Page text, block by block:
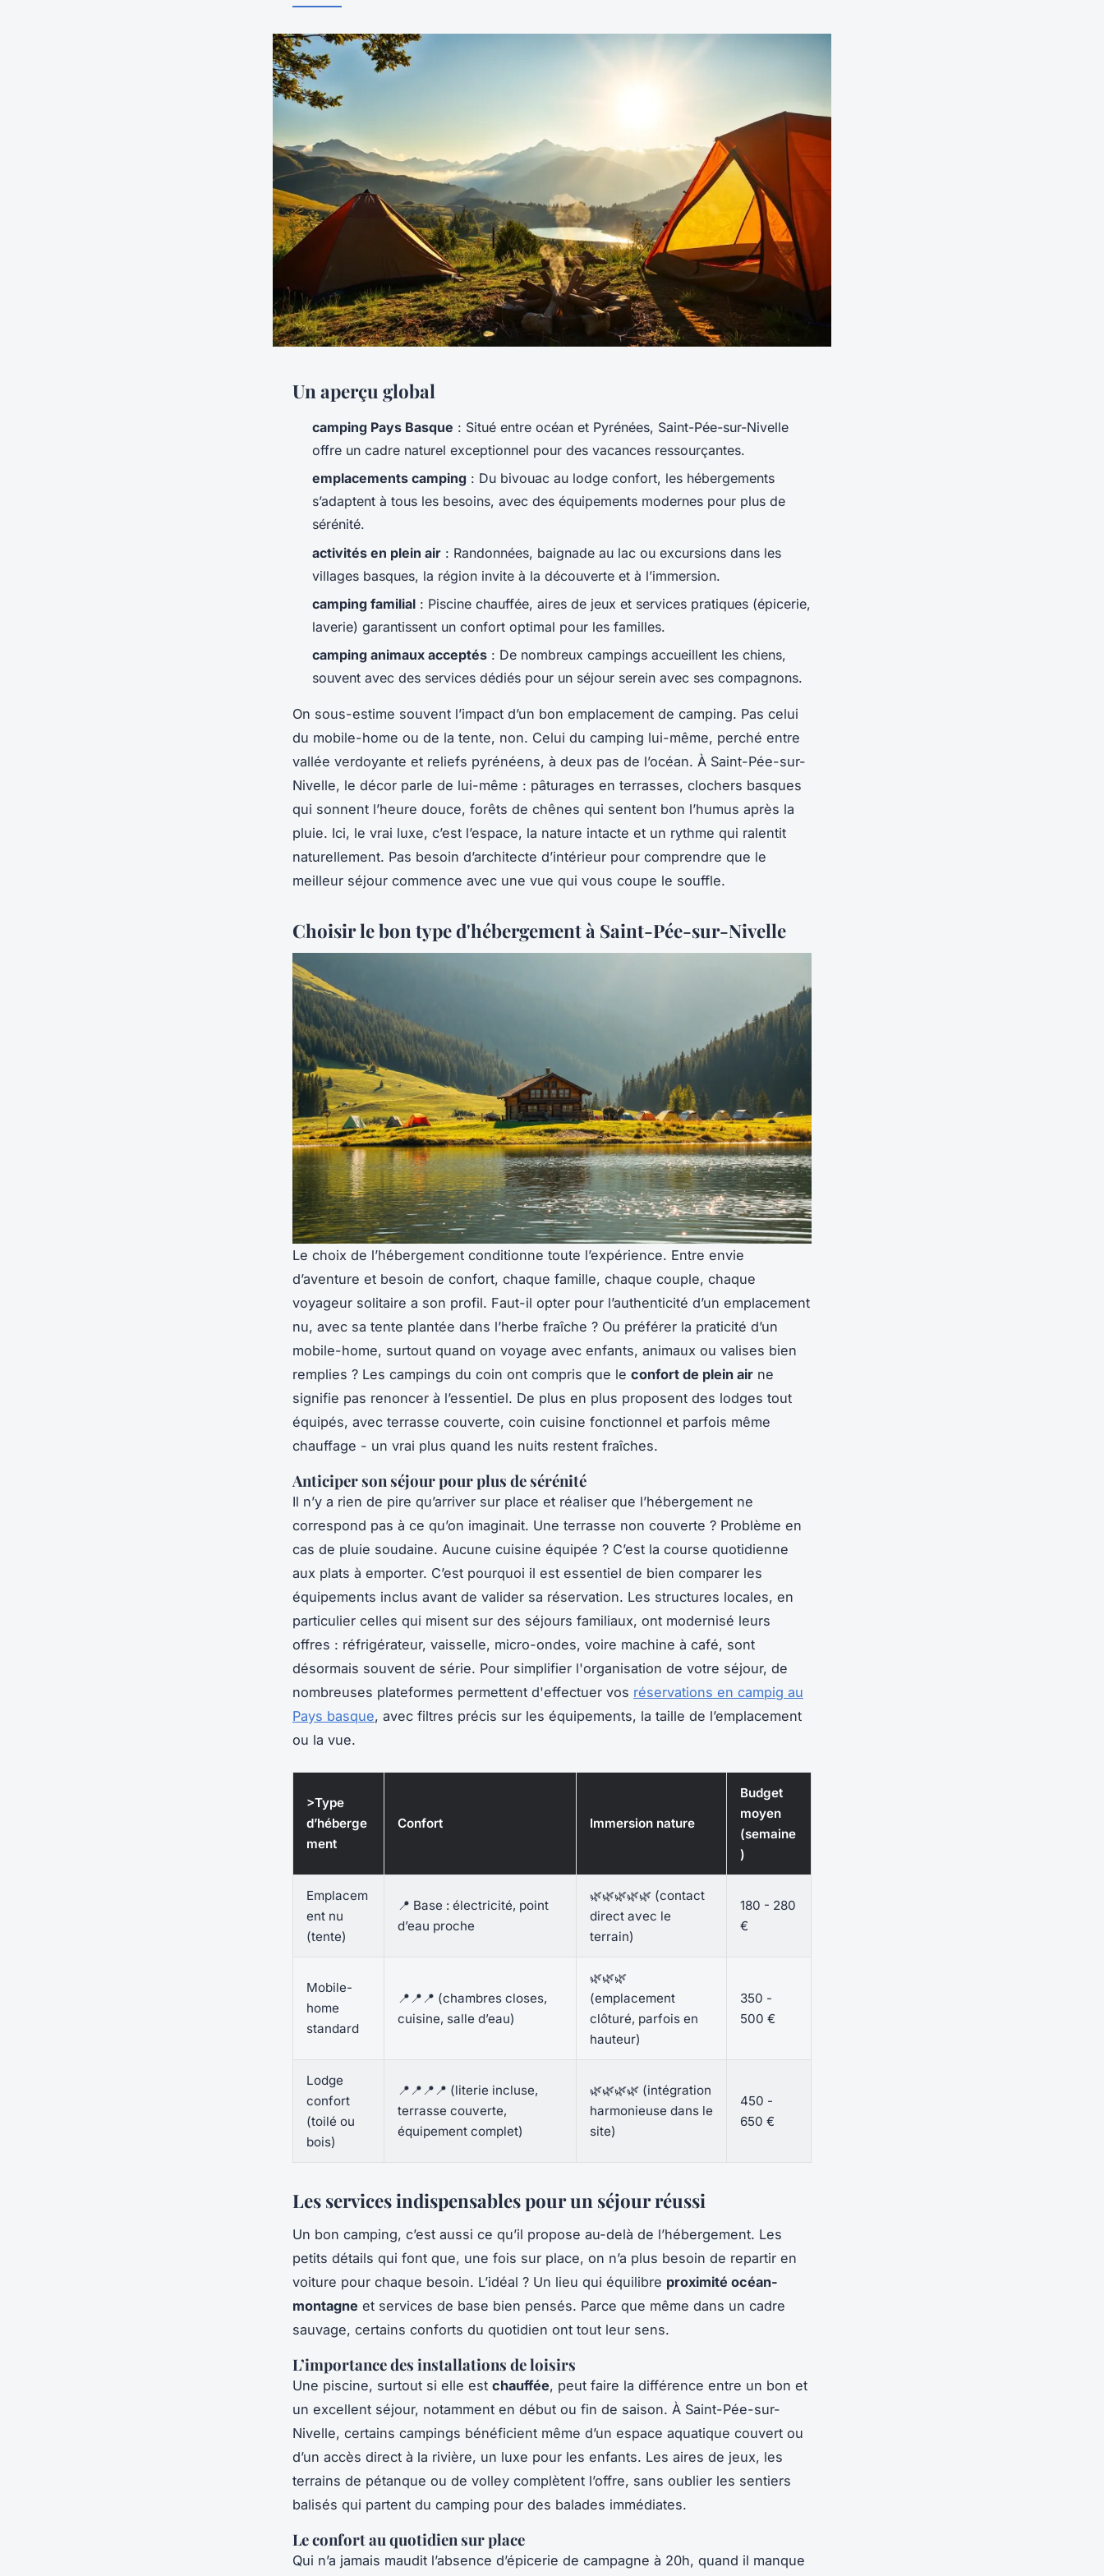
Un aperçu global
camping Pays Basque : Situé entre océan et Pyrénées, Saint-Pée-sur-Nivelle
offre un cadre naturel exceptionnel pour des vacances ressourçantes.
emplacements camping : Du bivouac au lodge confort, les hébergements
s’adaptent à tous les besoins, avec des équipements modernes pour plus de
sérénité.
activités en plein air : Randonnées, baignade au lac ou excursions dans les
villages basques, la région invite à la découverte et à l’immersion.
camping familial : Piscine chauffée, aires de jeux et services pratiques (épicerie,
laverie) garantissent un confort optimal pour les familles.
camping animaux acceptés : De nombreux campings accueillent les chiens,
souvent avec des services dédiés pour un séjour serein avec ses compagnons.
On sous-estime souvent l’impact d’un bon emplacement de camping. Pas celui
du mobile-home ou de la tente, non. Celui du camping lui-même, perché entre
vallée verdoyante et reliefs pyrénéens, à deux pas de l’océan. À Saint-Pée-sur-
Nivelle, le décor parle de lui-même : pâturages en terrasses, clochers basques
qui sonnent l’heure douce, forêts de chênes qui sentent bon l’humus après la
pluie. Ici, le vrai luxe, c’est l’espace, la nature intacte et un rythme qui ralentit
naturellement. Pas besoin d’architecte d’intérieur pour comprendre que le
meilleur séjour commence avec une vue qui vous coupe le souffle.
Choisir le bon type d'hébergement à Saint-Pée-sur-Nivelle
Le choix de l’hébergement conditionne toute l’expérience. Entre envie
d’aventure et besoin de confort, chaque famille, chaque couple, chaque
voyageur solitaire a son profil. Faut-il opter pour l’authenticité d’un emplacement
nu, avec sa tente plantée dans l’herbe fraîche ? Ou préférer la praticité d’un
mobile-home, surtout quand on voyage avec enfants, animaux ou valises bien
remplies ? Les campings du coin ont compris que le confort de plein air ne
signifie pas renoncer à l’essentiel. De plus en plus proposent des lodges tout
équipés, avec terrasse couverte, coin cuisine fonctionnel et parfois même
chauffage - un vrai plus quand les nuits restent fraîches.
Anticiper son séjour pour plus de sérénité
Il n’y a rien de pire qu’arriver sur place et réaliser que l’hébergement ne
correspond pas à ce qu’on imaginait. Une terrasse non couverte ? Problème en
cas de pluie soudaine. Aucune cuisine équipée ? C’est la course quotidienne
aux plats à emporter. C’est pourquoi il est essentiel de bien comparer les
équipements inclus avant de valider sa réservation. Les structures locales, en
particulier celles qui misent sur des séjours familiaux, ont modernisé leurs
offres : réfrigérateur, vaisselle, micro-ondes, voire machine à café, sont
désormais souvent de série. Pour simplifier l'organisation de votre séjour, de
nombreuses plateformes permettent d'effectuer vos réservations en campig au
Pays basque, avec filtres précis sur les équipements, la taille de l’emplacement
ou la vue.
>Type
d’héberge
ment
Confort Immersion nature
Budget
moyen
(semaine
)
Emplacem
ent nu
(tente)
📍 Base : électricité, point
d’eau proche
🌿🌿🌿🌿🌿 (contact
direct avec le
terrain)
180 - 280
€
Mobile-
home
standard
📍📍📍 (chambres closes,
cuisine, salle d’eau)
🌿🌿🌿
(emplacement
clôturé, parfois en
hauteur)
350 -
500 €
Lodge
confort
(toilé ou
bois)
📍📍📍📍 (literie incluse,
terrasse couverte,
équipement complet)
🌿🌿🌿🌿 (intégration
harmonieuse dans le
site)
450 -
650 €
Les services indispensables pour un séjour réussi
Un bon camping, c’est aussi ce qu’il propose au-delà de l’hébergement. Les
petits détails qui font que, une fois sur place, on n’a plus besoin de repartir en
voiture pour chaque besoin. L’idéal ? Un lieu qui équilibre proximité océan-
montagne et services de base bien pensés. Parce que même dans un cadre
sauvage, certains conforts du quotidien ont tout leur sens.
L’importance des installations de loisirs
Une piscine, surtout si elle est chauffée, peut faire la différence entre un bon et
un excellent séjour, notamment en début ou fin de saison. À Saint-Pée-sur-
Nivelle, certains campings bénéficient même d’un espace aquatique couvert ou
d’un accès direct à la rivière, un luxe pour les enfants. Les aires de jeux, les
terrains de pétanque ou de volley complètent l’offre, sans oublier les sentiers
balisés qui partent du camping pour des balades immédiates.
Le confort au quotidien sur place
Qui n’a jamais maudit l’absence d’épicerie de campagne à 20h, quand il manque